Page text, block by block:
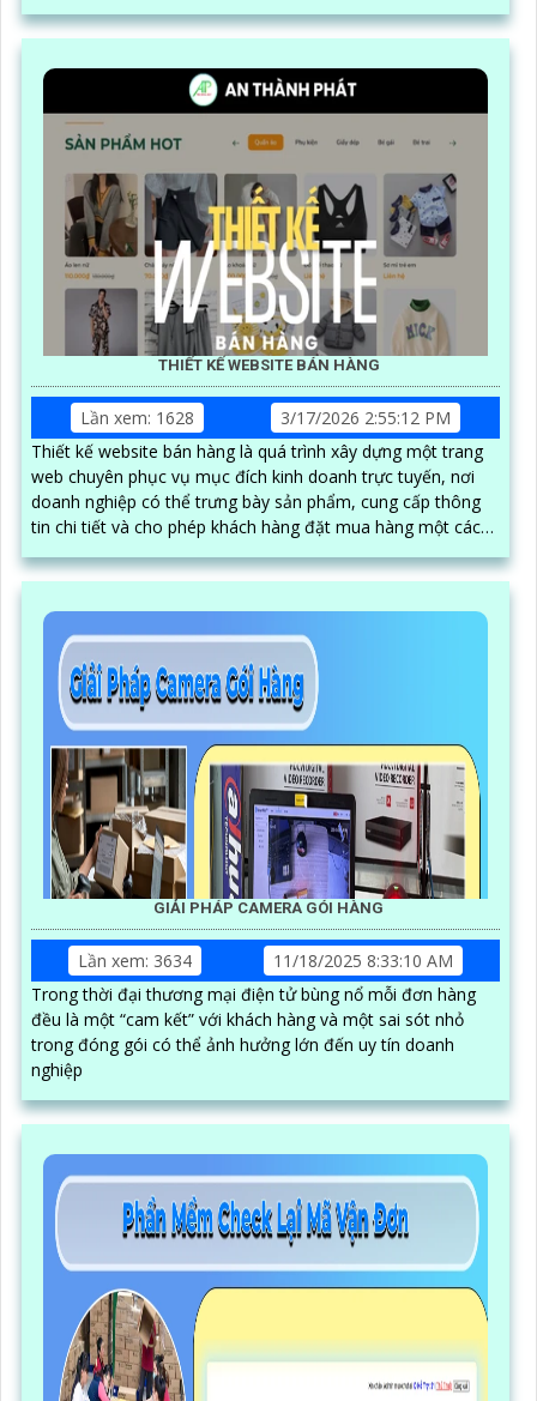
THIẾT KẾ WEBSITE BÁN HÀNG
Lần xem: 1628
3/17/2026 2:55:12 PM
Thiết kế website bán hàng là quá trình xây dựng một trang
web chuyên phục vụ mục đích kinh doanh trực tuyến, nơi
doanh nghiệp có thể trưng bày sản phẩm, cung cấp thông
tin chi tiết và cho phép khách hàng đặt mua hàng một cách
GIẢI PHÁP CAMERA GÓI HÀNG
Lần xem: 3634
11/18/2025 8:33:10 AM
Trong thời đại thương mại điện tử bùng nổ mỗi đơn hàng
đều là một “cam kết” với khách hàng và một sai sót nhỏ
trong đóng gói có thể ảnh hưởng lớn đến uy tín doanh
nghiệp